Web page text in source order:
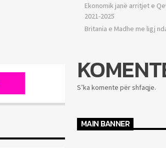
Ekonomik janë arritjet e
2021-2025
Britania e Madhe me ligj
S’ka komente për shfaqje.
MAIN BANNER